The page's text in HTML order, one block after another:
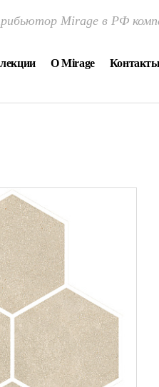
Mirage в РФ
О Mirage Контакты